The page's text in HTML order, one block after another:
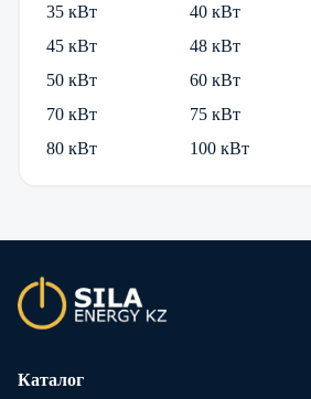
35 кВт
40 кВт
45 кВт
48 кВт
50 кВт
60 кВт
70 кВт
75 кВт
80 кВт
100 кВт
Каталог